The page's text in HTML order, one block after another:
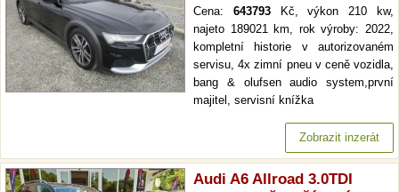
Cena: 643793Kč, výkon 210 kw,
najeto 189021 km, rok výroby: 2022,
kompletní historie v autorizovaném
servisu, 4x zimní pneu v ceně vozidla,
bang & olufsen audio system,první
majitel, servisní knížka
Zobrazit inzerát
Audi A6 Allroad 3.0TDI